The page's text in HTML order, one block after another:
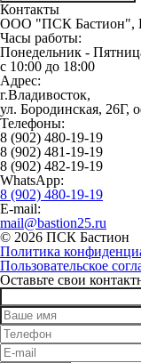
Контакты
ООО "ПСК Бастион",
Часы работы:
Понедельник -
с 10:00 до 18:00
Адрес:
г.Владивосток,
ул. Бородинская, 26Г,
Телефоны:
8 (902) 480-19-19
8 (902) 481-19-19
8 (902) 482-19-19
WhatsApp:
8 (902) 480-19-19
E-mail:
mail@bastion25.ru
© 2026 ПСК Бастион
Политика
Пользовательское
Оставьте свои